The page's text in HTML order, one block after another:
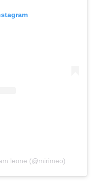
leone (@mirimeo)